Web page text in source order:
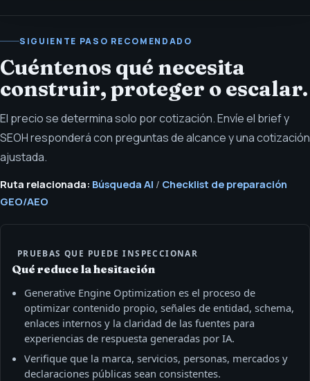
SIGUIENTE PASO RECOMENDADO
Cuéntenos qué necesita
construir, proteger o escalar.
El precio se determina solo por cotización. Envíe el brief y
SEOH responderá con preguntas de alcance y una cotización
ajustada.
Ruta relacionada: Búsqueda AI / Checklist de preparación
GEO/AEO
PRUEBAS QUE PUEDE INSPECCIONAR
Qué reduce la hesitación
Generative Engine Optimization es el proceso de
optimizar contenido propio, señales de entidad, schema,
enlaces internos y la claridad de las fuentes para
experiencias de respuesta generadas por IA.
Verifique que la marca, servicios, personas, mercados y
declaraciones públicas sean consistentes.